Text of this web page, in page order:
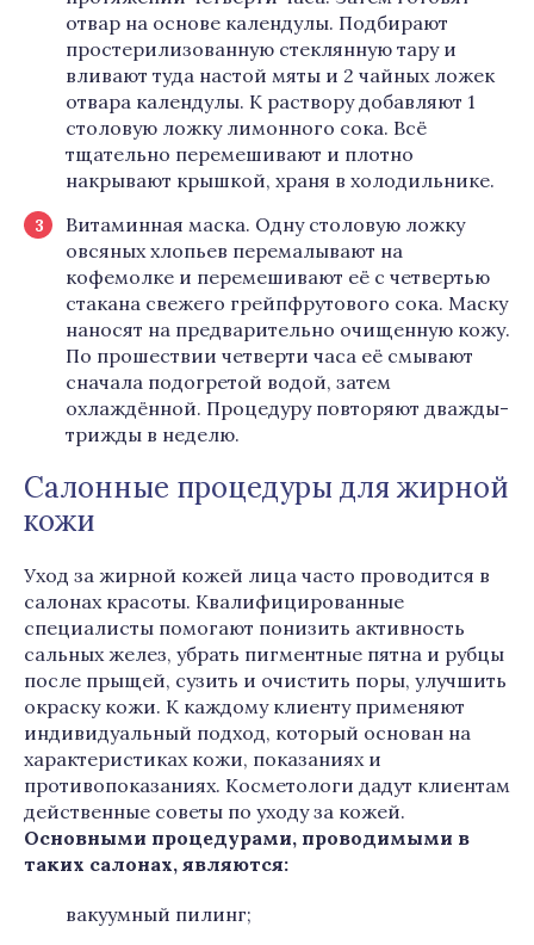
отвар на основе календулы. Подбирают
простерилизованную стеклянную тару и
вливают туда настой мяты и 2 чайных ложек
отвара календулы. К раствору добавляют 1
столовую ложку лимонного сока. Всё
тщательно перемешивают и плотно
накрывают крышкой, храня в холодильнике.
Витаминная маска. Одну столовую ложку
овсяных хлопьев перемалывают на
кофемолке и перемешивают её с четвертью
стакана свежего грейпфрутового сока. Маску
наносят на предварительно очищенную кожу.
По прошествии четверти часа её смывают
сначала подогретой водой, затем
охлаждённой. Процедуру повторяют дважды-
трижды в неделю.
Салонные процедуры для жирной
кожи
Уход за жирной кожей лица часто проводится в
салонах красоты. Квалифицированные
специалисты помогают понизить активность
сальных желез, убрать пигментные пятна и рубцы
после прыщей, сузить и очистить поры, улучшить
окраску кожи. К каждому клиенту применяют
индивидуальный подход, который основан на
характеристиках кожи, показаниях и
противопоказаниях. Косметологи дадут клиентам
действенные советы по уходу за кожей.
Основными процедурами, проводимыми в
таких салонах, являются:
вакуумный пилинг;